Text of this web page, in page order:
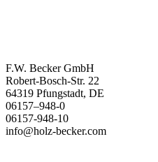
F.W. Becker GmbH
Robert-Bosch-Str. 22
64319 Pfungstadt, DE
06157–948-0
06157-948-10
info@holz-becker.com